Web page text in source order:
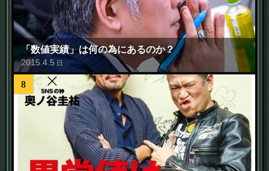
「数値実績」は何の為にあるのか？
2015.4.5 日
8